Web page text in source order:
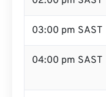
03:00 pm SAST
04:00 pm SAST